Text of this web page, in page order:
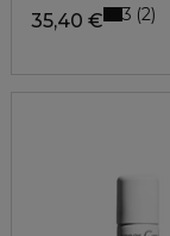
35,40 € 3 2